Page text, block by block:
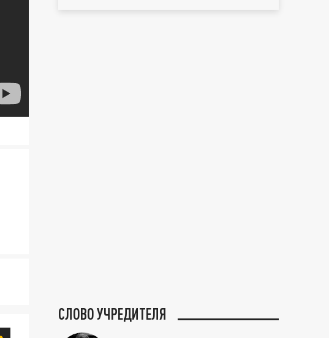
СЛОВО УЧРЕДИТЕЛЯ